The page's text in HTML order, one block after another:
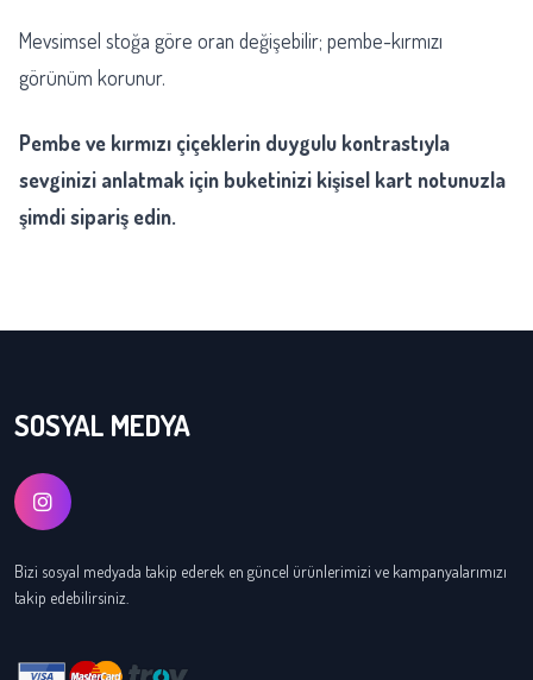
Mevsimsel stoğa göre oran değişebilir; pembe-kırmızı
görünüm korunur.
Pembe ve kırmızı çiçeklerin duygulu kontrastıyla
sevginizi anlatmak için buketinizi kişisel kart notunuzla
şimdi sipariş edin.
SOSYAL MEDYA
Bizi sosyal medyada takip ederek en güncel ürünlerimizi ve kampanyalarımızı
takip edebilirsiniz.